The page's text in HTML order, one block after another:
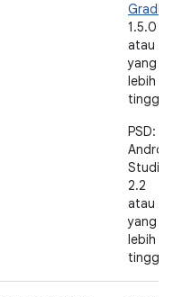
Gradle
1.5.0
atau
yang
lebih
tinggi
PSD:
Studio
2.2
atau
yang
lebih
tinggi